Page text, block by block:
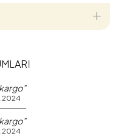
kargo”
kargo”